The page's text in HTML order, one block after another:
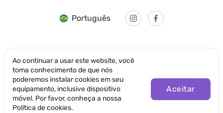
Português
© SANTICUM INTERNATIONAL LTD
Política de Privacidade
Ao continuar a usar este website, você
toma conhecimento de que nós
poderemos instalar cookies em seu
equipamento, inclusive dispositivo
móvel. Por favor, conheça a nossa
Política de cookies.
Aceitar